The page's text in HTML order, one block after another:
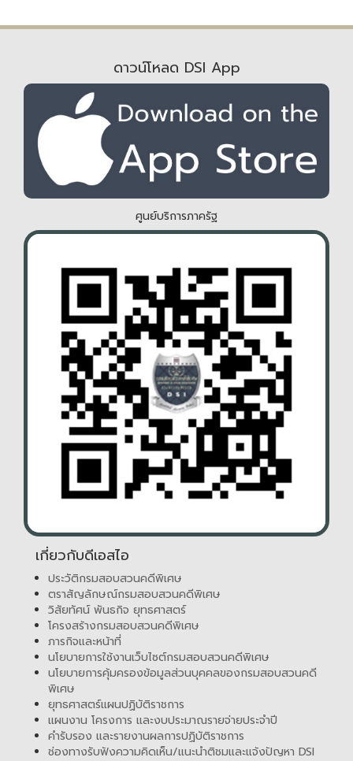
ดาวน์โหลด DSI App
ศูนย์บริการภาครัฐ
เกี่ยวกับดีเอสไอ
ประวัติกรมสอบสวนคดีพิเศษ
ตราสัญลักษณ์กรมสอบสวนคดีพิเศษ
วิสัยทัศน์ พันธกิจ ยุทธศาสตร์
โครงสร้างกรมสอบสวนคดีพิเศษ
ภารกิจและหน้าที่
นโยบายการใช้งานเว็บไซต์กรมสอบสวนคดีพิเศษ
นโยบายการคุ้มครองข้อมูลส่วนบุคคลของกรมสอบสวนคดี
พิเศษ
ยุทธศาสตร์แผนปฏิบัติราชการ
แผนงาน โครงการ และงบประมาณรายจ่ายประจำปี
คำรับรอง และรายงานผลการปฏิบัติราชการ
ช่องทางรับฟังความคิดเห็น/แนะนำติชมและแจ้งปัญหา DSI